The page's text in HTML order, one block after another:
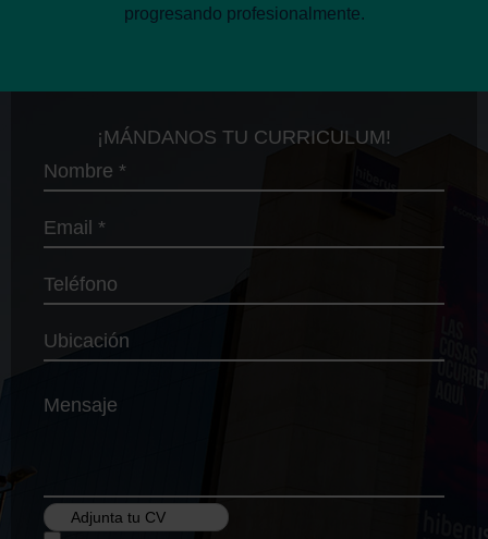
progresando profesionalmente.
¡MÁNDANOS TU CURRICULUM!
Nombre
Email
Teléfono
Ubicación
Mensaje
Adjunta tu CV